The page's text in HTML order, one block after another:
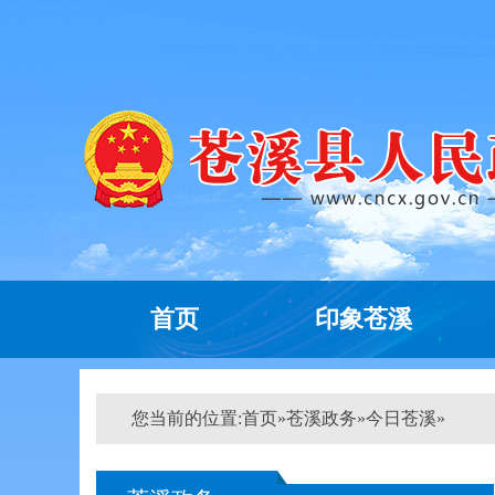
首页 印象苍溪
您当前的位置:首页»苍溪政务»今日苍溪»